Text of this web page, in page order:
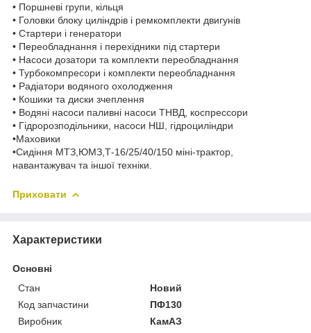
• Поршневі групи, кільця
• Головки блоку циліндрів і ремкомплекти двигунів
• Стартери і генератори
• Переобладнання і перехідники під стартери
• Насоси дозатори та комплекти переобладнання
• Турбокомпресори і комплекти переобладнання
• Радіатори водяного охолодження
• Кошики та диски зчеплення
• Водяні насоси паливні насоси ТНВД, коспрессори
• Гідророзподільники, насоси НШ, гідроциліндри
•Маховики
•Сидіння МТЗ,ЮМЗ,Т-16/25/40/150 міні-трактор,
навантажувач та іншої техніки.
Приховати
Характеристики
Основні
Стан
Новий
Код запчастини
ПФ130
Виробник
КамАЗ